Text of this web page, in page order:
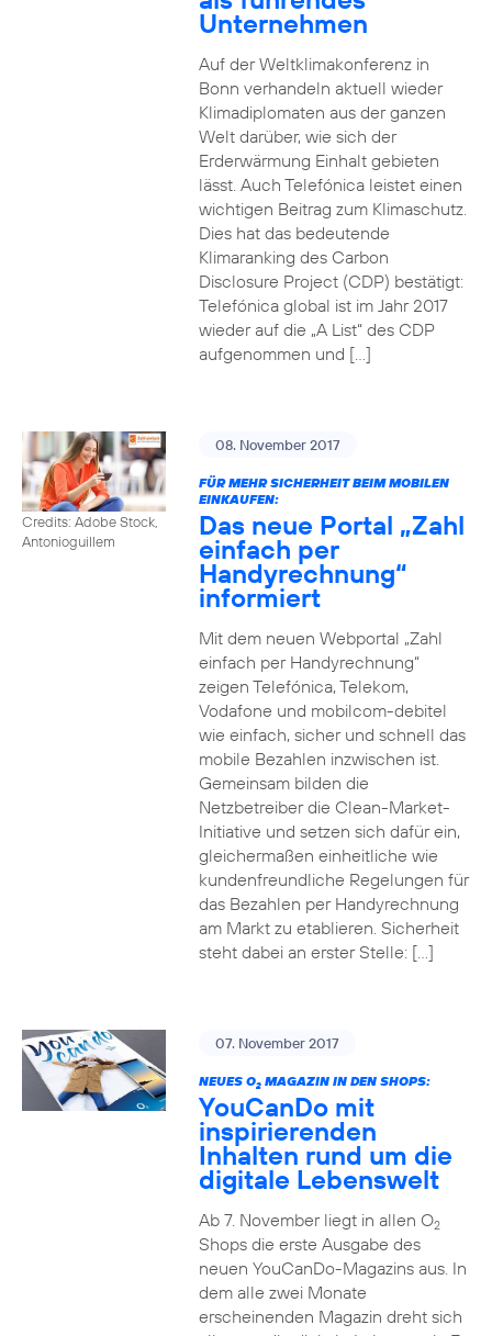
Unternehmen
Auf der Weltklimakonferenz in
Bonn verhandeln aktuell wieder
Klimadiplomaten aus der ganzen
Welt darüber, wie sich der
Erderwärmung Einhalt gebieten
lässt. Auch Telefónica leistet einen
wichtigen Beitrag zum Klimaschutz.
Dies hat das bedeutende
Klimaranking des Carbon
Disclosure Project (CDP) bestätigt:
Telefónica global ist im Jahr 2017
wieder auf die „A List“ des CDP
aufgenommen und […]
Credits: Adobe Stock,
Antonioguillem
08. November 2017
FÜR MEHR SICHERHEIT BEIM MOBILEN
EINKAUFEN:
Das neue Portal „Zahl
einfach per
Handyrechnung“
informiert
Mit dem neuen Webportal „Zahl
einfach per Handyrechnung“
zeigen Telefónica, Telekom,
Vodafone und mobilcom-debitel
wie einfach, sicher und schnell das
mobile Bezahlen inzwischen ist.
Gemeinsam bilden die
Netzbetreiber die Clean-Market-
Initiative und setzen sich dafür ein,
gleichermaßen einheitliche wie
kundenfreundliche Regelungen für
das Bezahlen per Handyrechnung
am Markt zu etablieren. Sicherheit
steht dabei an erster Stelle: […]
07. November 2017
NEUES O2MAGAZIN IN DEN SHOPS:
YouCanDo mit
inspirierenden
Inhalten rund um die
digitale Lebenswelt
Ab 7. November liegt in allen O2
Shops die erste Ausgabe des
neuen YouCanDo-Magazins aus. In
dem alle zwei Monate
erscheinenden Magazin dreht sich